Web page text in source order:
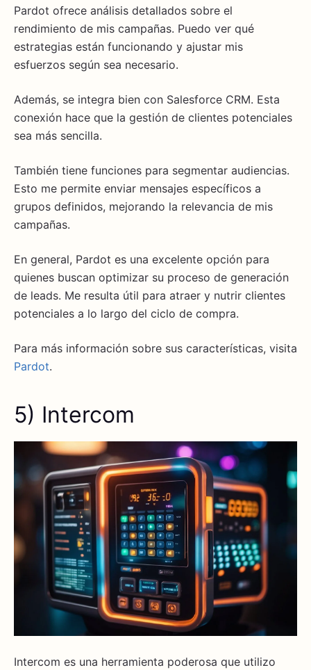
Pardot ofrece análisis detallados sobre el
rendimiento de mis campañas. Puedo ver qué
estrategias están funcionando y ajustar mis
esfuerzos según sea necesario.
Además, se integra bien con Salesforce CRM. Esta
conexión hace que la gestión de clientes potenciales
sea más sencilla.
También tiene funciones para segmentar audiencias.
Esto me permite enviar mensajes específicos a
grupos definidos, mejorando la relevancia de mis
campañas.
En general, Pardot es una excelente opción para
quienes buscan optimizar su proceso de generación
de leads. Me resulta útil para atraer y nutrir clientes
potenciales a lo largo del ciclo de compra.
Para más información sobre sus características, visita
Pardot.
5) Intercom
Intercom es una herramienta poderosa que utilizo